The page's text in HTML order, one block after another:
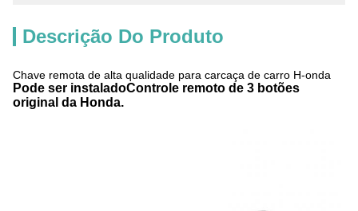
Descrição Do Produto
Chave remota de alta qualidade para carcaça de carro H-onda
Pode ser instaladoControle remoto de 3 botões
original da Honda.